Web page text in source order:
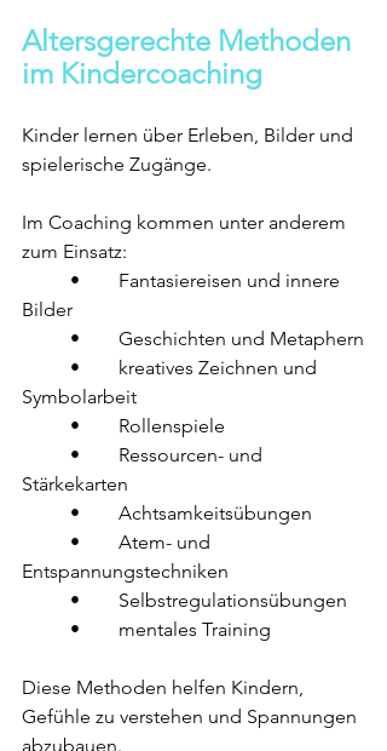
Altersgerechte Methoden
im Kindercoaching
Kinder lernen über Erleben, Bilder und
spielerische Zugänge.
Im Coaching kommen unter anderem
zum Einsatz:
Bilder
	•	Geschichten und Metaphern
Symbolarbeit
	•	Rollenspiele
Stärkekarten
	•	Achtsamkeitsübungen
Entspannungstechniken
	•	Selbstregulationsübungen
	•	mentales Training
Diese Methoden helfen Kindern,
Gefühle zu verstehen und Spannungen
abzubauen.